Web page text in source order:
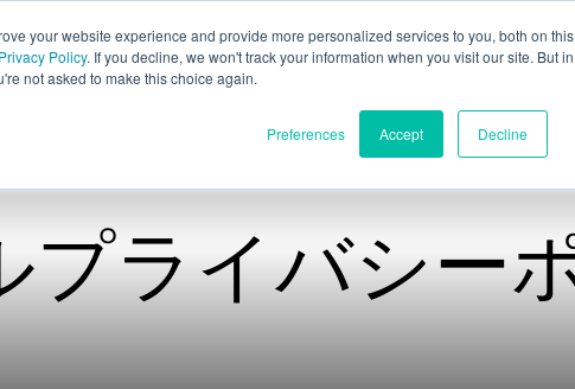
your website experience and provide more personalized services to you, both on
Privacy Policy. If you decline, we won't track your information when you visit our site. But
not asked to make this choice again.
Preferences Accept Decline
日本語
Deutsch
Italiano
パート評価
材料
フルリリース
連絡先
世界本部
プライバシー